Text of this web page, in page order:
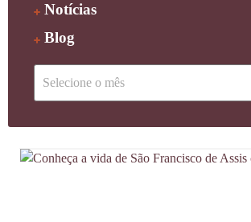
Notícias
Blog